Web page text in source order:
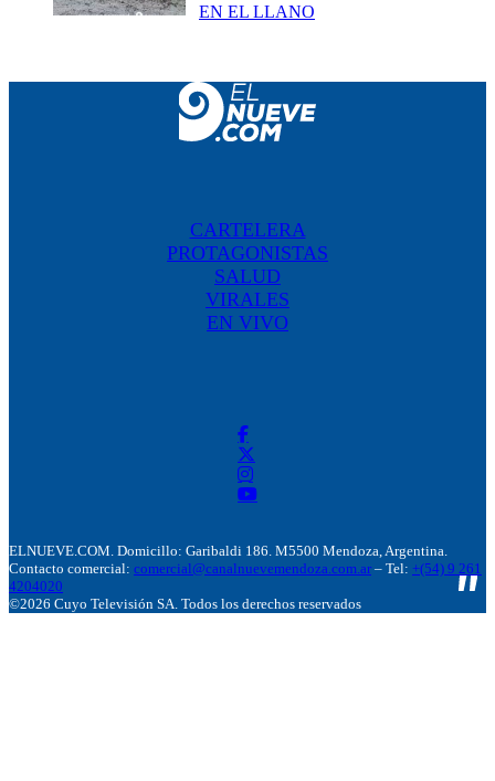
EN EL LLANO
CARTELERA
PROTAGONISTAS
SALUD
VIRALES
EN VIVO
ELNUEVE.COM. Domicillo: Garibaldi 186. M5500 Mendoza, Argentina.
Contacto comercial: comercial@canalnuevemendoza.com.ar – Tel: +(54) 9 261
4204020
©2026 Cuyo Televisión SA. Todos los derechos reservados